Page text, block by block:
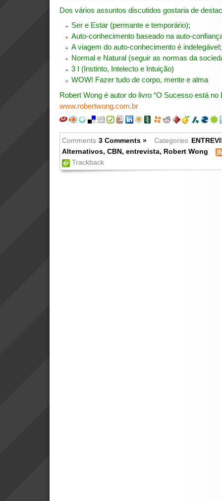
Dos vários assuntos discutidos gostaria de
Ser e Estar (permante e temporário);
Auto-conhecimento baseado na auto-
A viagem do auto-conhecimento é indelegável;
Normal e Natural (seguir as normas da
3 I (Instinto, Intelecto e Intuição)
WOW! Fazer tudo de corpo, mente e alma
Robert Wong é autor do livro “O Sucesso está no
www.robertwong.com.br
Comments 3 Comments » Categories
Alternativos, CBN, entrevista, Robert Wong
Trackback